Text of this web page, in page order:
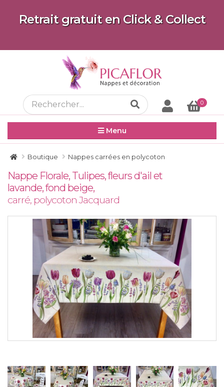
Retrait gratuit en Click & Collect
0
Menu
Boutique Nappes carrées en polycoton
Nappe Florale, Tulipes, fleurs d'ail et
lavande, fond beige,
carré, polycoton Jacquard